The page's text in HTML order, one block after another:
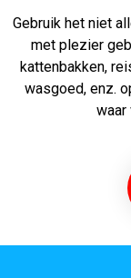
Gebruik het niet
met plezier
kattenbakken,
wasgoed, enz.
waar